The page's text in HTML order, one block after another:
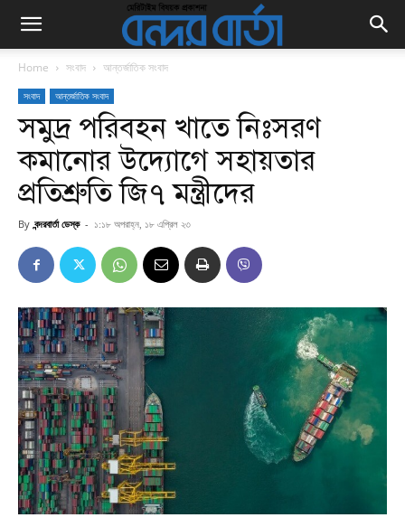
Home সংবাদ আন্তর্জাতিক সংবাদ
সংবাদ আন্তর্জাতিক সংবাদ
সমুদ্র পরিবহন খাতে নিঃসরণ
কমানোর উদ্যোগে সহায়তার
প্রতিশ্রুতি জি৭ মন্ত্রীদের
By বন্দরবার্তা ডেস্ক - ১:১৮ অপরাহ্ন, ১৮ এপ্রিল ২৩